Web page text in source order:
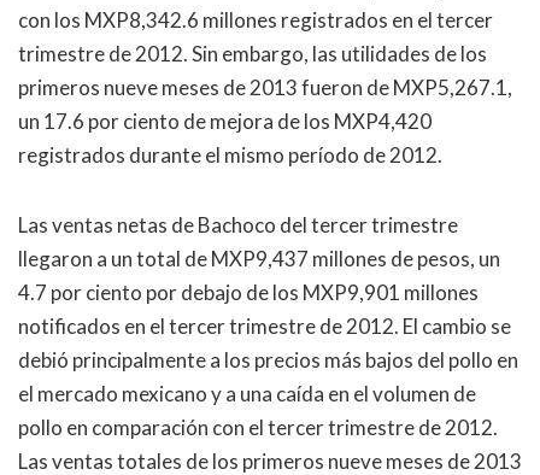
con los MXP8,342.6 millones registrados en el tercer
trimestre de 2012. Sin embargo, las utilidades de los
primeros nueve meses de 2013 fueron de MXP5,267.1,
un 17.6 por ciento de mejora de los MXP4,420
registrados durante el mismo período de 2012.
Las ventas netas de Bachoco del tercer trimestre
llegaron a un total de MXP9,437 millones de pesos, un
4.7 por ciento por debajo de los MXP9,901 millones
notificados en el tercer trimestre de 2012. El cambio se
debió principalmente a los precios más bajos del pollo en
el mercado mexicano y a una caída en el volumen de
pollo en comparación con el tercer trimestre de 2012.
Las ventas totales de los primeros nueve meses de 2013